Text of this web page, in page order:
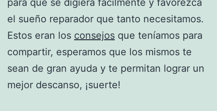
el sueño reparador que tanto necesitamos.
Estos eran los consejos que teníamos para
compartir, esperamos que los mismos te
sean de gran ayuda y te permitan lograr un
mejor descanso, ¡suerte!